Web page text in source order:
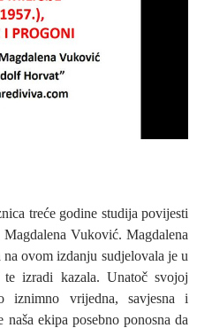
treće godine studija povijesti
Vuković. Magdalena
na ovom izdanju sudjelovala je u
izradi kazala. Unatoč svojoj
iznimno vrijedna, savjesna i
ekipa posebno ponosna da